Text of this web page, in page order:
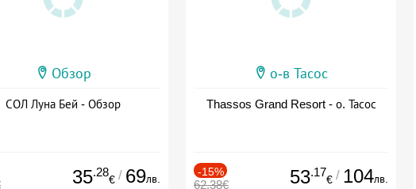
Обзор
СОЛ Луна Бей - Обзор
35.28
€ / 69лв.
о-в Тасос
Thassos Grand Resort - о. Тасос
-15%
62.38€ 53.17
€ / 104лв.